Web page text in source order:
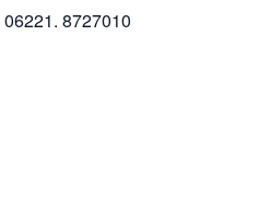
8727010